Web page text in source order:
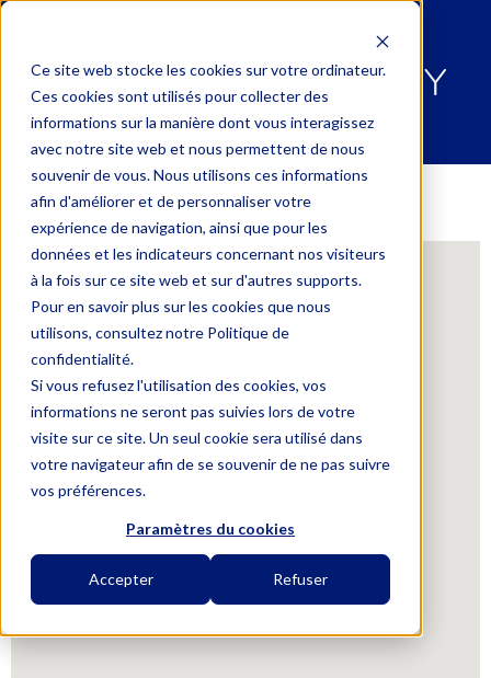
Ce site web stocke les cookies sur votre ordinateur.
Ces cookies sont utilisés pour collecter des
informations sur la manière dont vous interagissez
avec notre site web et nous permettent de nous
souvenir de vous. Nous utilisons ces informations
afin d'améliorer et de personnaliser votre
expérience de navigation, ainsi que pour les
données et les indicateurs concernant nos visiteurs
à la fois sur ce site web et sur d'autres supports.
Pour en savoir plus sur les cookies que nous
utilisons, consultez notre Politique de
confidentialité.
Si vous refusez l'utilisation des cookies, vos
informations ne seront pas suivies lors de votre
visite sur ce site. Un seul cookie sera utilisé dans
votre navigateur afin de se souvenir de ne pas suivre
vos préférences.
Paramètres du cookies
Accepter Refuser
SCHLISCHKA – PIERRY